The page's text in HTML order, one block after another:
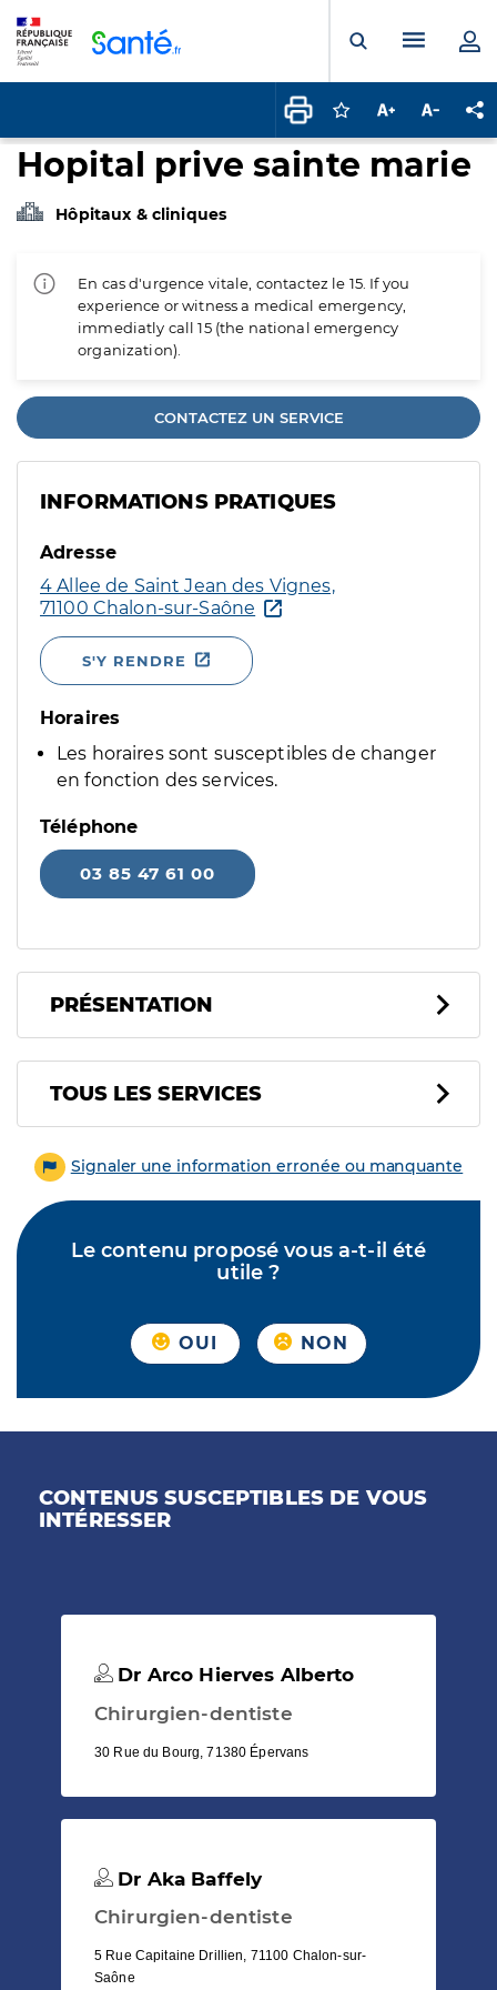
Ouvrir laMenu
Connectez-vous
Augmenter la
Hopital prive sainte marie
Hôpitaux & cliniques
En cas d'urgence vitale, contactez le 15. If you
experience or witness a medical emergency,
immediatly call 15 (the national emergency
organization).
CONTACTEZ UN SERVICE
INFORMATIONS PRATIQUES
Adresse
4 Allee de Saint Jean des Vignes,
71100 Chalon-sur-Saône
S'Y RENDRE
Horaires
Les horaires sont susceptibles de changer
en fonction des services.
Téléphone
03 85 47 61 00
PRÉSENTATION
Tous les services
TOUS LES SERVICES
Signaler une information erronée ou manquante
Le contenu proposé vous a-t-il été
utile ?
OUI NON
CONTENUS SUSCEPTIBLES DE VOUS
INTÉRESSER
Dr Arco Hierves Alberto
Chirurgien-dentiste
30 Rue du Bourg, 71380 Épervans
Dr Aka Baffely
Chirurgien-dentiste
5 Rue Capitaine Drillien, 71100 Chalon-sur-
Saône